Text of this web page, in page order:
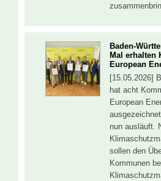
Baden-
Mal erhalten
European
[15.05.2026]
hat acht
European
nun ausläuft.
sollen den
Kommunen